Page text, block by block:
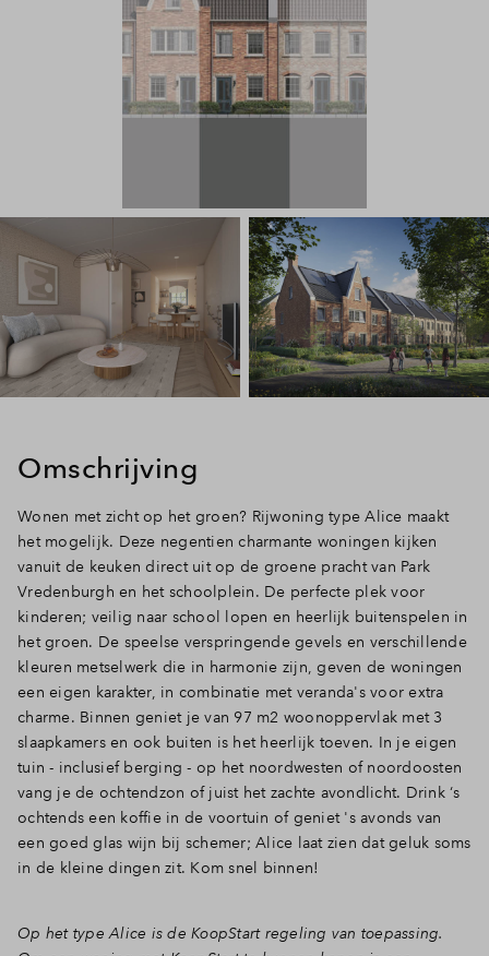
Omschrijving
Wonen met zicht op het groen? Rijwoning type Alice maakt
het mogelijk. Deze negentien charmante woningen kijken
vanuit de keuken direct uit op de groene pracht van Park
Vredenburgh en het schoolplein. De perfecte plek voor
kinderen; veilig naar school lopen en heerlijk buitenspelen in
het groen. De speelse verspringende gevels en verschillende
kleuren metselwerk die in harmonie zijn, geven de woningen
een eigen karakter, in combinatie met veranda's voor extra
charme. Binnen geniet je van 97 m2 woonoppervlak met 3
slaapkamers en ook buiten is het heerlijk toeven. In je eigen
tuin - inclusief berging - op het noordwesten of noordoosten
vang je de ochtendzon of juist het zachte avondlicht. Drink ‘s
ochtends een koffie in de voortuin of geniet 's avonds van
een goed glas wijn bij schemer; Alice laat zien dat geluk soms
in de kleine dingen zit. Kom snel binnen!
Op het type Alice is de KoopStart regeling van toepassing.